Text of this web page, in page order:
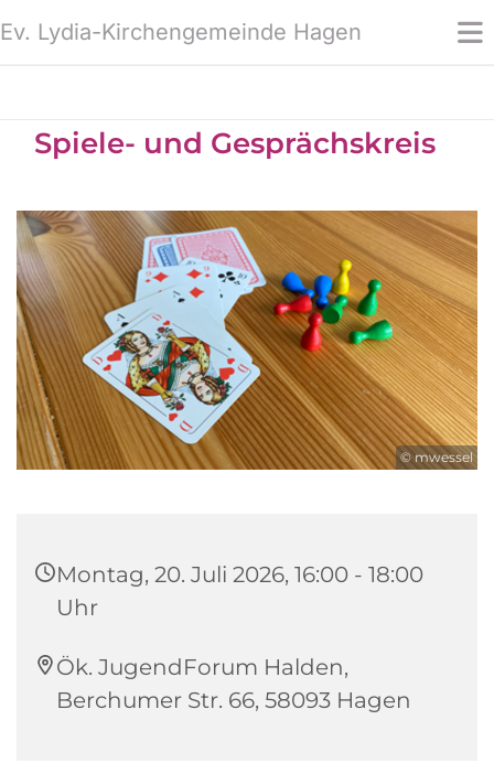
Ev. Lydia-Kirchengemeinde Hagen
Spiele- und Gesprächskreis
© mwessel
Montag, 20. Juli 2026, 16:00 - 18:00
Uhr
Ök. JugendForum Halden,
Berchumer Str. 66, 58093 Hagen